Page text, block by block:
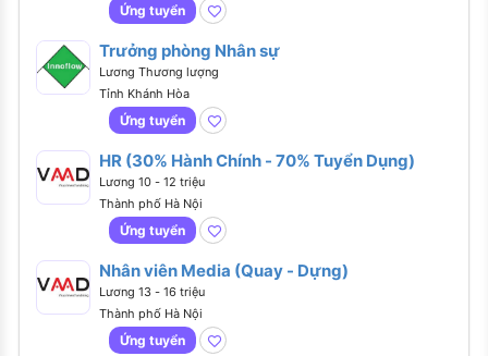
Ứng tuyển
Trưởng phòng Nhân sự
Lương Thương lượng
Tỉnh Khánh Hòa
Ứng tuyển
HR (30% Hành Chính - 70% Tuyển Dụng)
Lương 10 - 12 triệu
Thành phố Hà Nội
Ứng tuyển
Nhân viên Media (Quay - Dựng)
Lương 13 - 16 triệu
Thành phố Hà Nội
Ứng tuyển